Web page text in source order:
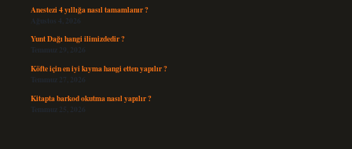
Anestezi 4 yıllığa nasıl tamamlanır ?
Ağustos 4, 2026
Yunt Dağı hangi ilimizdedir ?
Temmuz 29, 2026
Köfte için en iyi kıyma hangi etten yapılır ?
Temmuz 27, 2026
Kitapta barkod okutma nasıl yapılır ?
Temmuz 25, 2026